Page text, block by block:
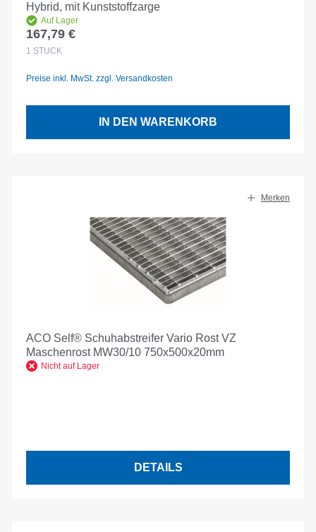
Hybrid, mit Kunststoffzarge
Auf Lager
Regulärer Preis:
167,79 €
1 STÜCK
Preise inkl. MwSt. zzgl. Versandkosten
IN DEN WARENKORB
Merken
ACO Self® Schuhabstreifer Vario Rost VZ
Maschenrost MW30/10 750x500x20mm
Nicht auf Lager
DETAILS